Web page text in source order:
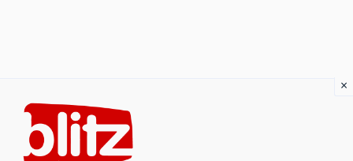
content
×